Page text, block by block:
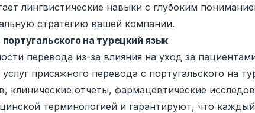
лингвистические навыки с глубоким
стратегию вашей компании.
на турецкий язык
перевода из-за влияния на уход за
присяжного перевода с португальского на
клинические отчеты, фармацевтические
терминологией и гарантируют, что